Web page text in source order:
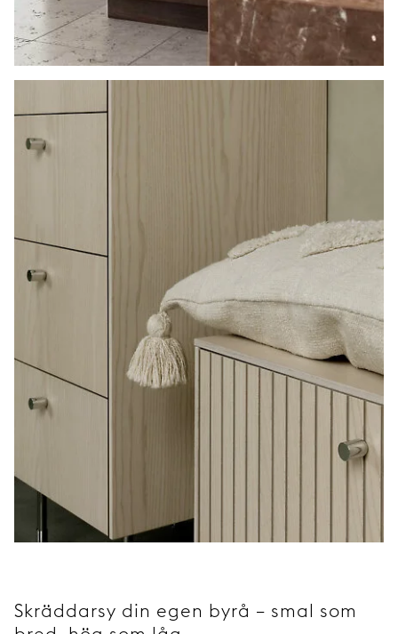
Skräddarsy din egen byrå – smal som